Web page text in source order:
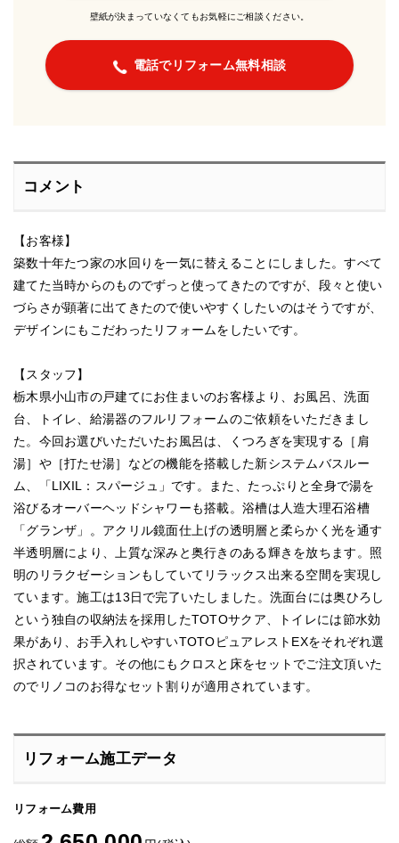
壁紙が決まっていなくてもお気軽にご相談ください。
電話でリフォーム無料相談
コメント
【お客様】
築数十年たつ家の水回りを一気に替えることにしました。すべて
建てた当時からのものでずっと使ってきたのですが、段々と使い
づらさが顕著に出てきたので使いやすくしたいのはそうですが、
デザインにもこだわったリフォームをしたいです。
【スタッフ】
栃木県小山市の戸建てにお住まいのお客様より、お風呂、洗面
台、トイレ、給湯器のフルリフォームのご依頼をいただきまし
た。今回お選びいただいたお風呂は、くつろぎを実現する［肩
湯］や［打たせ湯］などの機能を搭載した新システムバスルー
ム、「LIXIL：スパージュ」です。また、たっぷりと全身で湯を
浴びるオーバーヘッドシャワーも搭載。浴槽は人造大理石浴槽
「グランザ」。アクリル鏡面仕上げの透明層と柔らかく光を通す
半透明層により、上質な深みと奥行きのある輝きを放ちます。照
明のリラクゼーションもしていてリラックス出来る空間を実現し
ています。施工は13日で完了いたしました。洗面台には奥ひろし
という独自の収納法を採用したTOTOサクア、トイレには節水効
果があり、お手入れしやすいTOTOピュアレストEXをそれぞれ選
択されています。その他にもクロスと床をセットでご注文頂いた
のでリノコのお得なセット割りが適用されています。
リフォーム施工データ
リフォーム費用